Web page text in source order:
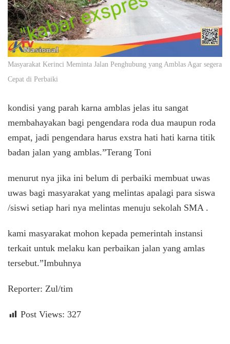
Masyarakat Kerinci Meminta Jalan Penghubung yang Amblas Agar segera
Cepat di Perbaiki
kondisi yang parah karna amblas jelas itu sangat
membahayakan bagi pengendara roda dua maupun roda
empat, jadi pengendara harus exstra hati hati karna titik
badan jalan yang amblas.”Terang Toni
menurut nya jika ini belum di perbaiki membuat uwas
uwas bagi masyarakat yang melintas apalagi para siswa
/siswi setiap hari nya melintas menuju sekolah SMA .
kami masyarakat mohon kepada pemerintah instansi
terkait untuk melaku kan perbaikan jalan yang amlas
tersebut.”Imbuhnya
Reporter: Zul/tim
Post Views: 327